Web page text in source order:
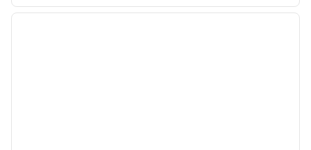
1 din 12